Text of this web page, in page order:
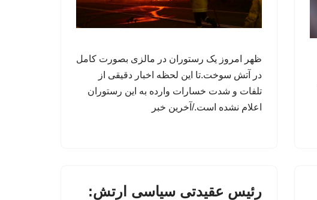
ظهر امروز یک رستوران در مالزی بصورت کامل
در آتش سوخت.تا این لحظه اخبار دقیقی از
تلفات و شدت خسارات وارده به این رستوران
اعلام نشده است./آخرین خبر
رئیس عقیدتی سیاسی ارتش: